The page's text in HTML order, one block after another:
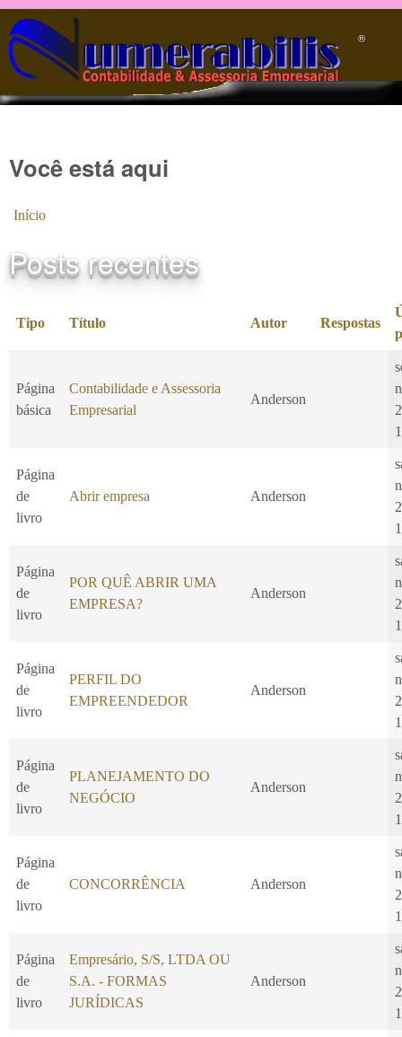
Pular para o conteúdo principal
®️
Você está aqui
Início
Posts recentes
Tipo Título Autor Respostas
Página
básica
Contabilidade e Assessoria
Empresarial
Anderson
Página
de
livro
Abrir empresa Anderson
Página
de
livro
POR QUÊ ABRIR UMA
EMPRESA?
Anderson
Página
de
livro
PERFIL DO
EMPREENDEDOR
Anderson
Página
de
livro
PLANEJAMENTO DO
NEGÓCIO
Anderson
Página
de
livro
CONCORRÊNCIA Anderson
Página
de
livro
Empresário, S/S, LTDA OU
S.A. - FORMAS
JURÍDICAS
Anderson